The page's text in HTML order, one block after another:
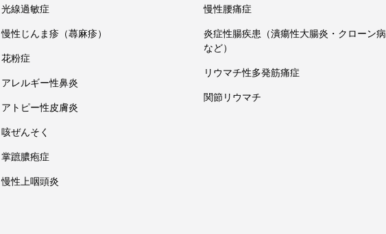
光線過敏症
慢性じんま疹（蕁麻疹）
花粉症
アレルギー性鼻炎
アトピー性皮膚炎
咳ぜんそく
掌蹠膿疱症
慢性上咽頭炎
慢性腰痛症
炎症性腸疾患（潰瘍性大腸炎・クローン病
など）
リウマチ性多発筋痛症
関節リウマチ